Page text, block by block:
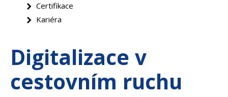
Digitalizace v
cestovním ruchu
Certifikace
Kariéra